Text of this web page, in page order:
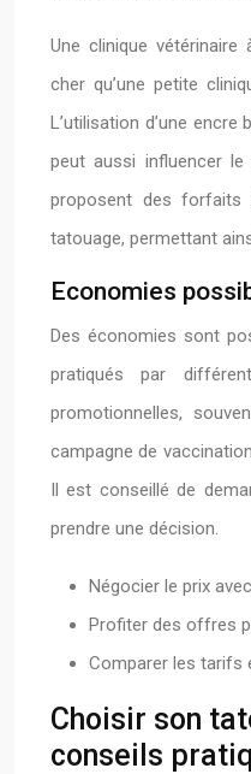
Une clinique
cher qu’une petite
L’utilisation d’une
peut aussi influencer le
proposent des forfaits
tatouage, permettant
Economies
Des économies sont
pratiqués par
promotionnelles,
campagne de
Il est conseillé de
prendre une décision.
Négocier le prix
Profiter des offres
Comparer les tarifs
Choisir son
conseils